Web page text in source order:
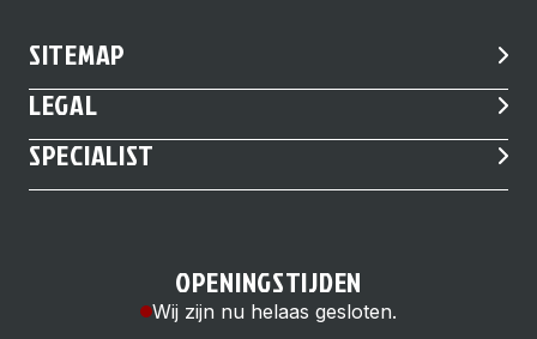
SITEMAP
LEGAL
SPECIALIST
OPENINGSTIJDEN
Wij zijn nu helaas gesloten.